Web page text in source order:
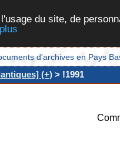
du site, de
d'archives en Pays
(+) > !1991